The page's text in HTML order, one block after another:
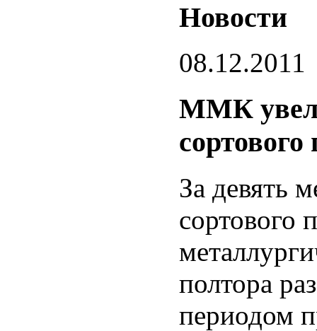
Новости
08.12.2011
ММК
сортового
За девять
сортового
полтора
периодом